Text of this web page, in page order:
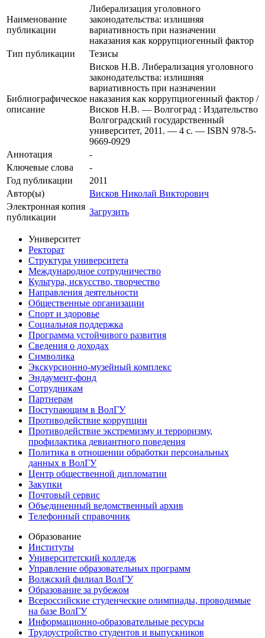
Наименование
публикации
Либерализация уголовного
законодательства: излишняя
вариативность при назначении
наказания как коррупциогенный фактор
Тип публикации
Тезисы
Библиографическое
описание
Висков Н.В. Либерализация уголовного
законодательства: излишняя
вариативность при назначении
наказания как коррупциогенный фактор /
Висков Н.В. — Волгоград : Издательство
Волгоградский государственный
университет, 2011. — 4 с. — ISBN 978-5-
9669-0929
Аннотация
-
Ключевые cлова
-
Год публикации
2011
Автор(ы)
Висков Николай Викторович
Электронная копия
публикации
Загрузить
Университет
Ректорат
Структура университета
Международное сотрудничество
Культура, искусство, творчество
Направления деятельности
Общественные организации
Спорт и здоровье
Социальная поддержка
Программа устойчивого развития
Сведения о доходах
Символика
Экскурсионно-музейный комплекс
Эндаумент-фонд
Сотрудникам
Партнерам
Поступающим в ВолГУ
Противодействие коррупции
Противодействие экстремизму и терроризму,
профилактика девиантного поведения
Политика в отношении обработки персональных
данных в ВолГУ
Центр общественной дипломатии
Закупки
Почтовый сервис
Объединенный ведомственный архив
Телефонный справочник
Образование
Институты
Университетский колледж
Управление образовательных программ
Волжский филиал ВолГУ
Образование за рубежом
Всероссийские студенческие олимпиады, проводимые
на базе ВолГУ
Информационно-образовательные ресурсы
Трудоустройство студентов и выпускников